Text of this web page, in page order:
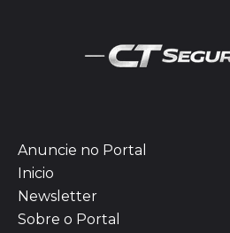
Anuncie no Portal
Inicio
Newsletter
Sobre o Portal